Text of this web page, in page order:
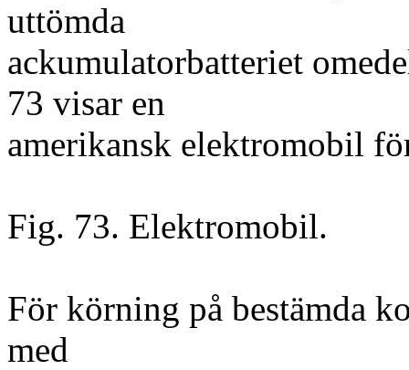
uttömda
ackumulatorbatteriet
73 visar en
amerikansk elektromobil
Fig. 73. Elektromobil.
För körning på bestämda
med